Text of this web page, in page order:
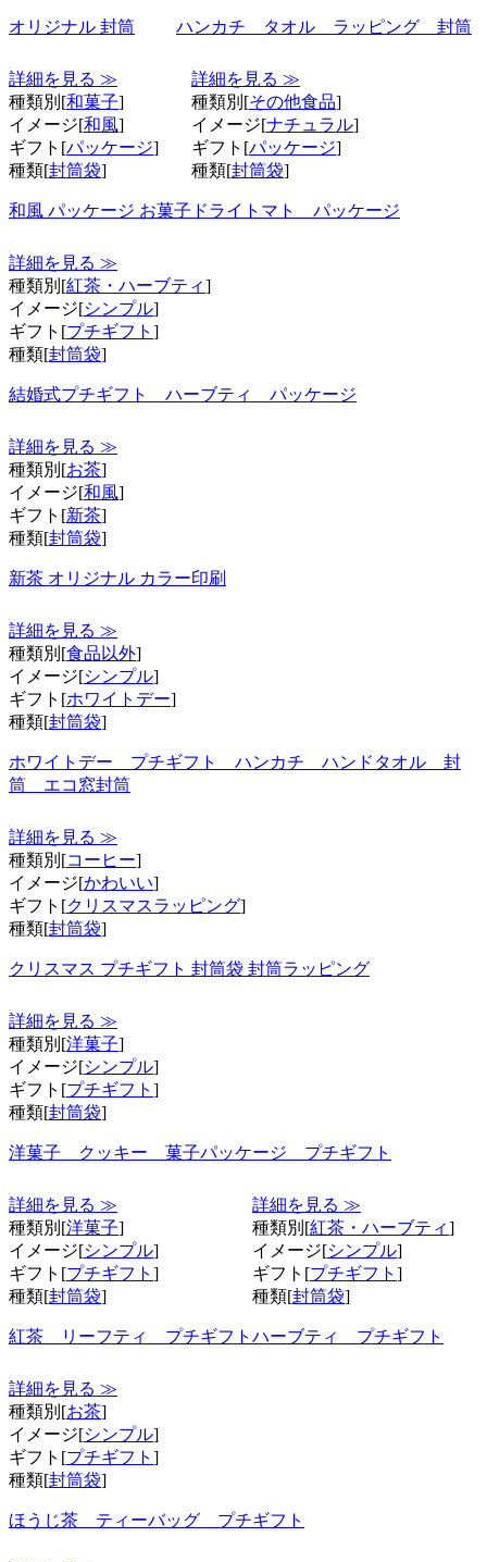
オリジナル 封筒 ハンカチ タオル ラッピング 封筒
詳細を見る ≫
種類別[和菓子]
イメージ[和風]
ギフト[パッケージ]
種類[封筒袋]
和風 パッケージ お菓子
詳細を見る ≫
種類別[その他食品]
イメージ[ナチュラル]
ギフト[パッケージ]
種類[封筒袋]
ドライトマト パッケージ
詳細を見る ≫
種類別[紅茶・ハーブティ]
イメージ[シンプル]
ギフト[プチギフト ]
種類[封筒袋]
結婚式プチギフト ハーブティ パッケージ
詳細を見る ≫
種類別[お茶]
イメージ[和風]
ギフト[新茶]
種類[封筒袋]
新茶 オリジナル カラー印刷
詳細を見る ≫
種類別[食品以外]
イメージ[シンプル]
ギフト[ホワイトデー]
種類[封筒袋]
ホワイトデー プチギフト ハンカチ ハンドタオル 封
筒 エコ窓封筒
詳細を見る ≫
種類別[コーヒー]
イメージ[かわいい]
ギフト[クリスマスラッピング]
種類[封筒袋]
クリスマス プチギフト 封筒袋 封筒ラッピング
詳細を見る ≫
種類別[洋菓子]
イメージ[シンプル]
ギフト[プチギフト ]
種類[封筒袋]
洋菓子 クッキー 菓子パッケージ プチギフト
詳細を見る ≫
種類別[洋菓子]
イメージ[シンプル]
ギフト[プチギフト ]
種類[封筒袋]
紅茶 リーフティ プチギフト
詳細を見る ≫
種類別[紅茶・ハーブティ]
イメージ[シンプル]
ギフト[プチギフト ]
種類[封筒袋]
ハーブティ プチギフト
詳細を見る ≫
種類別[お茶]
イメージ[シンプル]
ギフト[プチギフト ]
種類[封筒袋]
ほうじ茶 ティーバッグ プチギフト